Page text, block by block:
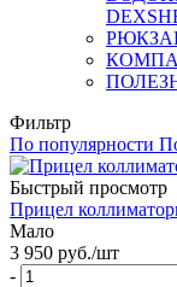
Фильтр
По популярности
Быстрый просмотр
Прицел
Мало
3 950 руб./шт
-